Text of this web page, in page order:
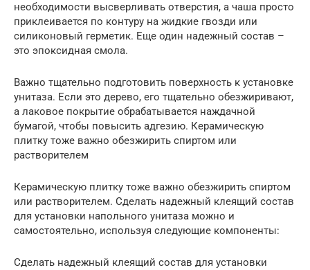
необходимости высверливать отверстия, а чаша просто
приклеивается по контуру на жидкие гвозди или
силиконовый герметик. Еще один надежный состав –
это эпоксидная смола.
Важно тщательно подготовить поверхность к установке
унитаза. Если это дерево, его тщательно обезжиривают,
а лаковое покрытие обрабатывается наждачной
бумагой, чтобы повысить адгезию. Керамическую
плитку тоже важно обезжирить спиртом или
растворителем
Керамическую плитку тоже важно обезжирить спиртом
или растворителем. Сделать надежный клеящий состав
для установки напольного унитаза можно и
самостоятельно, используя следующие компоненты:
Сделать надежный клеящий состав для установки